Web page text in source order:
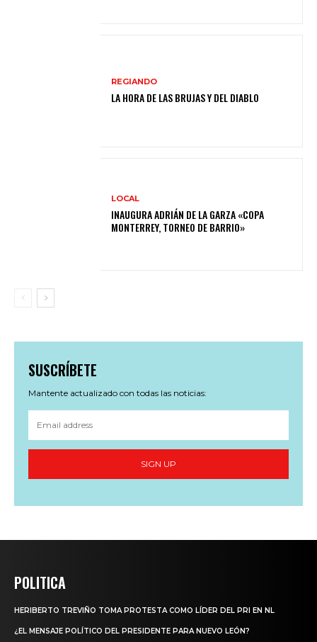
REGIANDO
LA HORA DE LAS BRUJAS Y DEL DIABLO
LOCAL
INAUGURA ADRIÁN DE LA GARZA «COPA
MONTERREY, TORNEO DE BARRIO»
SUSCRÍBETE
Mantente actualizado con todas las noticias:
SIGN UP
POLITICA
HERIBERTO TREVIÑO TOMA PROTESTA COMO LÍDER DEL PRI EN NL
¿EL MENSAJE POLÍTICO DEL PRESIDENTE PARA NUEVO LEÓN?